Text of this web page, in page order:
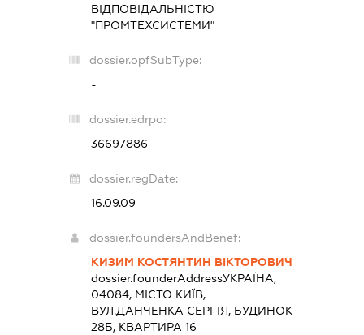
ВІДПОВІДАЛЬНІСТЮ
"ПРОМТЕХСИСТЕМИ"
dossier.opfSubType:
-
dossier.edrpo:
36697886
dossier.regDate:
16.09.09
dossier.foundersAndBenef:
КИЗИМ КОСТЯНТИН ВІКТОРОВИЧ
dossier.founderAddressУКРАЇНА,
04084, МІСТО КИЇВ,
ВУЛ.ДАНЧЕНКА СЕРГІЯ, БУДИНОК
28Б, КВАРТИРА 16